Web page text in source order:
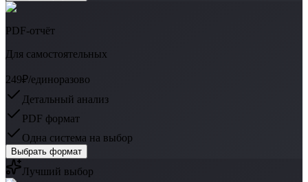
PDF-отчёт
Для самостоятельных
249₽/единоразово
Детальный анализ
PDF формат
Одна система на выбор
Выбрать формат
Лучший выбор